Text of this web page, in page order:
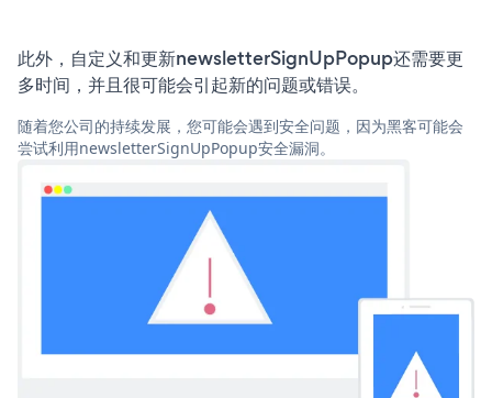
此外，自定义和更新newsletterSignUpPopup还需要更
多时间，并且很可能会引起新的问题或错误。
随着您公司的持续发展，您可能会遇到安全问题，因为黑客可能会
尝试利用newsletterSignUpPopup安全漏洞。